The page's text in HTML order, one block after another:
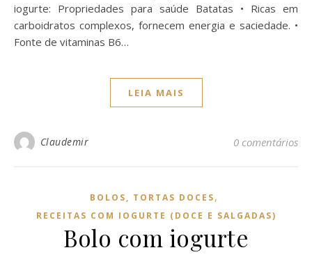
iogurte: Propriedades para saúde Batatas • Ricas em
carboidratos complexos, fornecem energia e saciedade. •
Fonte de vitaminas B6…
LEIA MAIS
Claudemir 0 comentários
BOLOS, TORTAS DOCES,
RECEITAS COM IOGURTE (DOCE E SALGADAS)
Bolo com iogurte